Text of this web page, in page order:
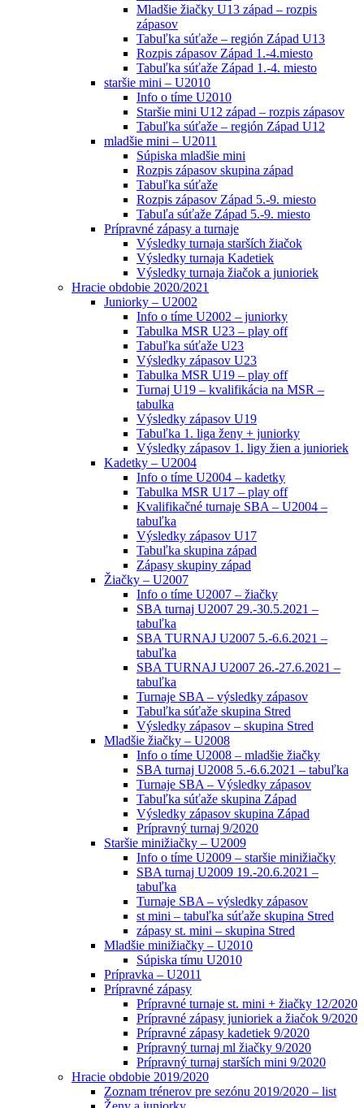
Mladšie žiačky U13 západ – rozpis
zápasov
Tabuľka súťaže – región Západ U13
Rozpis zápasov Západ 1.-4.miesto
Tabuľka súťaže Západ 1.-4. miesto
staršie mini – U2010
Info o tíme U2010
Staršie mini U12 západ – rozpis zápasov
Tabuľka súťaže – región Západ U12
mladšie mini – U2011
Súpiska mladšie mini
Rozpis zápasov skupina západ
Tabuľka súťaže
Rozpis zápasov Západ 5.-9. miesto
Tabuľa súťaže Západ 5.-9. miesto
Prípravné zápasy a turnaje
Výsledky turnaja starších žiačok
Výsledky turnaja Kadetiek
Výsledky turnaja žiačok a junioriek
Hracie obdobie 2020/2021
Juniorky – U2002
Info o tíme U2002 – juniorky
Tabulka MSR U23 – play off
Tabuľka súťaže U23
Výsledky zápasov U23
Tabulka MSR U19 – play off
Turnaj U19 – kvalifikácia na MSR –
tabulka
Výsledky zápasov U19
Tabuľka 1. liga ženy + juniorky
Výsledky zápasov 1. ligy žien a junioriek
Kadetky – U2004
Info o tíme U2004 – kadetky
Tabulka MSR U17 – play off
Kvalifikačné turnaje SBA – U2004 –
tabuľka
Výsledky zápasov U17
Tabuľka skupina západ
Zápasy skupiny západ
Žiačky – U2007
Info o tíme U2007 – žiačky
SBA turnaj U2007 29.-30.5.2021 –
tabuľka
SBA TURNAJ U2007 5.-6.6.2021 –
tabuľka
SBA TURNAJ U2007 26.-27.6.2021 –
tabuľka
Turnaje SBA – výsledky zápasov
Tabuľka súťaže skupina Stred
Výsledky zápasov – skupina Stred
Mladšie žiačky – U2008
Info o tíme U2008 – mladšie žiačky
SBA turnaj U2008 5.-6.6.2021 – tabuľka
Turnaje SBA – Výsledky zápasov
Tabuľka súťaže skupina Západ
Výsledky zápasov skupina Západ
Prípravný turnaj 9/2020
Staršie minižiačky – U2009
Info o tíme U2009 – staršie minižiačky
SBA turnaj U2009 19.-20.6.2021 –
tabuľka
Turnaje SBA – výsledky zápasov
st mini – tabuľka súťaže skupina Stred
zápasy st. mini – skupina Stred
Mladšie minižiačky – U2010
Súpiska tímu U2010
Prípravka – U2011
Prípravné zápasy
Prípravné turnaje st. mini + žiačky 12/2020
Prípravné zápasy junioriek a žiačok 9/2020
Prípravné zápasy kadetiek 9/2020
Prípravný turnaj ml žiačky 9/2020
Prípravný turnaj starších mini 9/2020
Hracie obdobie 2019/2020
Zoznam trénerov pre sezónu 2019/2020 – list